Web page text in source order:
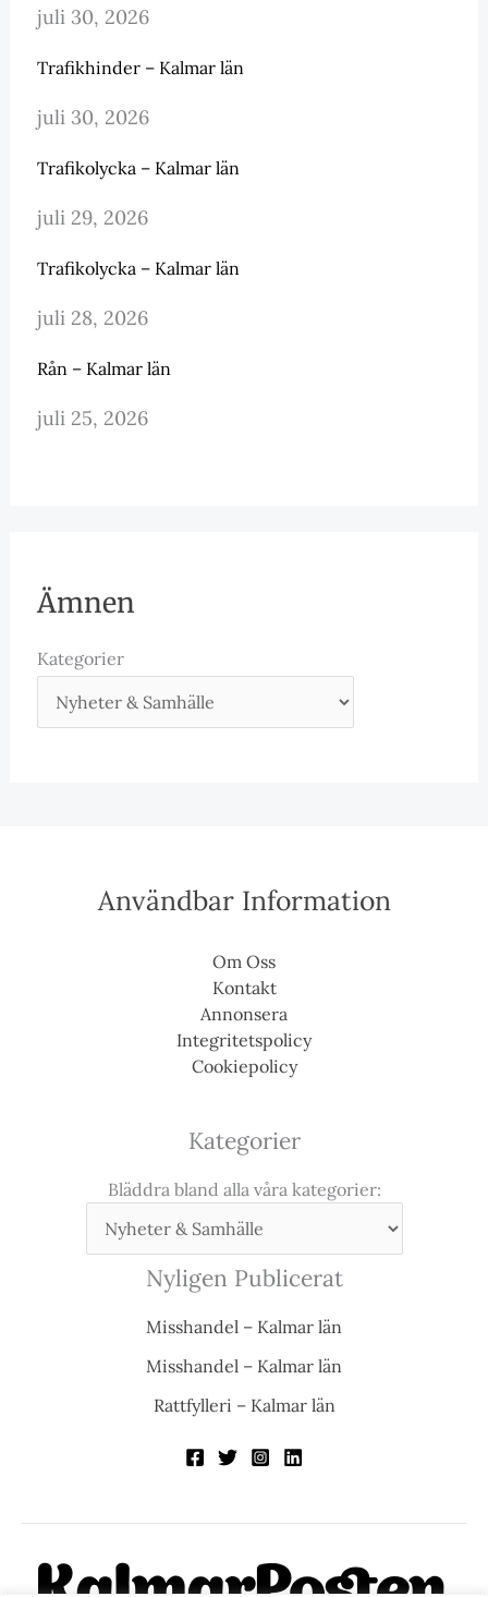
juli 30, 2026
Trafikhinder – Kalmar län
juli 30, 2026
Trafikolycka – Kalmar län
juli 29, 2026
Trafikolycka – Kalmar län
juli 28, 2026
Rån – Kalmar län
juli 25, 2026
Ämnen
Kategorier
Användbar Information
Om Oss
Kontakt
Annonsera
Integritetspolicy
Cookiepolicy
Kategorier
Bläddra bland alla våra kategorier:
Nyligen Publicerat
Misshandel – Kalmar län
Misshandel – Kalmar län
Rattfylleri – Kalmar län